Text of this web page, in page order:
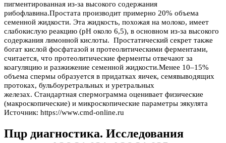
пигментированная из-за высокого содержания
рибофлавина.Простата производит примерно 20% объема
семенной жидкости. Эта жидкость, похожая на молоко, имеет
слабокислую реакцию (рН около 6,5), в основном из-за высокого
содержания лимонной кислоты. Простатический секрет также
богат кислой фосфатазой и протеолитическими ферментами,
считается, что протеолитические ферменты отвечают за
коагуляцию и разжижение семенной жидкости.Менее 10–15%
объема спермы образуется в придатках яичек, семявыводящих
протоках, бульбоуретральных и уретральных
железах. Стандартная спермограмма оценивает физические
(макроскопические) и микроскопические параметры эякулята
Источник: https://www.cmd-online.ru
Пцр диагностика. Исследования